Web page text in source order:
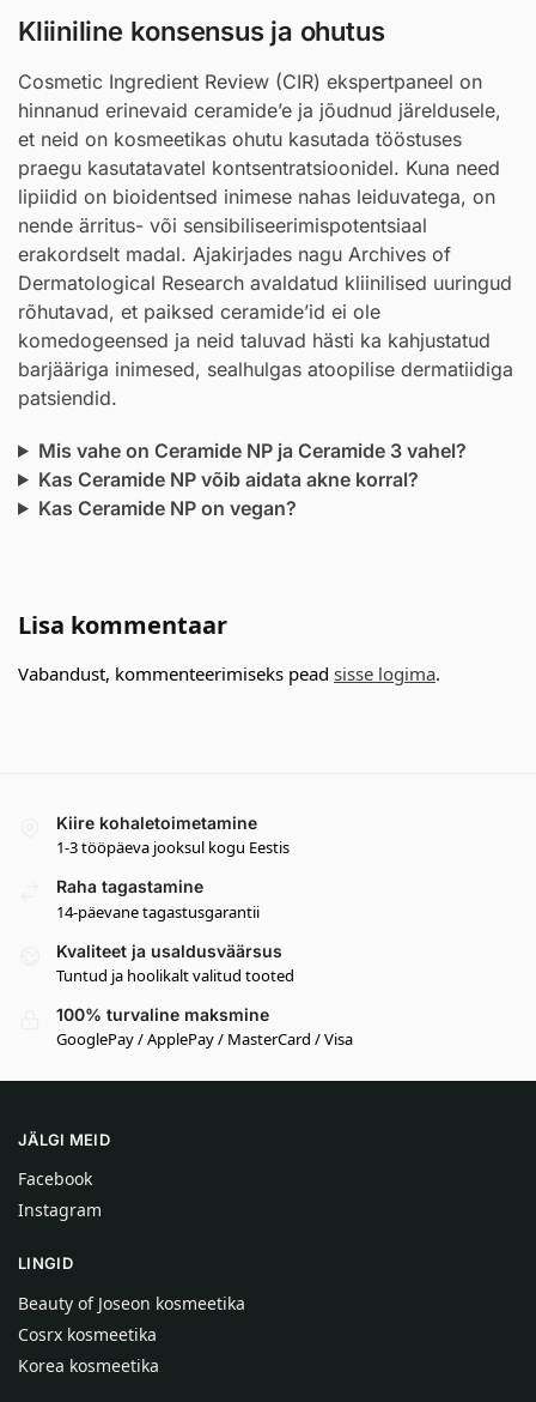
Kliiniline konsensus ja ohutus
Cosmetic Ingredient Review (CIR) ekspertpaneel on
hinnanud erinevaid ceramide’e ja jõudnud järeldusele,
et neid on kosmeetikas ohutu kasutada tööstuses
praegu kasutatavatel kontsentratsioonidel. Kuna need
lipiidid on bioidentsed inimese nahas leiduvatega, on
nende ärritus- või sensibiliseerimispotentsiaal
erakordselt madal. Ajakirjades nagu Archives of
Dermatological Research avaldatud kliinilised uuringud
rõhutavad, et paiksed ceramide’id ei ole
komedogeensed ja neid taluvad hästi ka kahjustatud
barjääriga inimesed, sealhulgas atoopilise dermatiidiga
patsiendid.
Mis vahe on Ceramide NP ja Ceramide 3 vahel?
Kas Ceramide NP võib aidata akne korral?
Kas Ceramide NP on vegan?
Lisa kommentaar
Vabandust, kommenteerimiseks pead sisse logima.
Kiire kohaletoimetamine
1-3 tööpäeva jooksul kogu Eestis
Raha tagastamine
14-päevane tagastusgarantii
Kvaliteet ja usaldusväärsus
Tuntud ja hoolikalt valitud tooted
100% turvaline maksmine
GooglePay / ApplePay / MasterCard / Visa
JÄLGI MEID
Facebook
Instagram
LINGID
Beauty of Joseon kosmeetika
Cosrx kosmeetika
Korea kosmeetika